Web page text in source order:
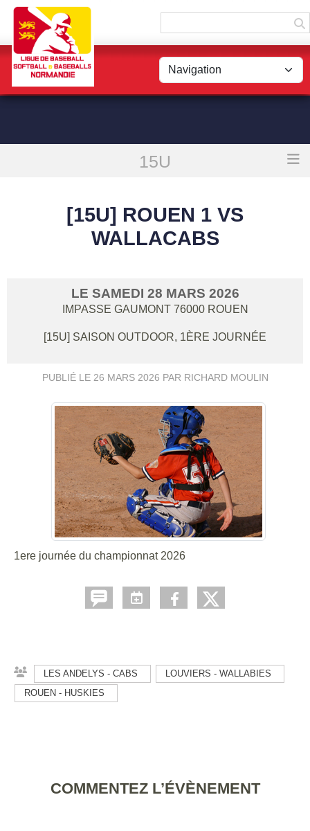
15U
[15U] Rouen 1 vs WallaCabs
[15U] ROUEN 1 VS
WALLACABS
LE SAMEDI 28 MARS 2026
IMPASSE GAUMONT 76000 ROUEN
[15U] SAISON OUTDOOR, 1ÈRE JOURNÉE
PUBLIÉ LE 26 MARS 2026 PAR RICHARD MOULIN
1ere journée du championnat 2026
LES ANDELYS - CABS
LOUVIERS - WALLABIES
ROUEN - HUSKIES
COMMENTEZ L’ÉVÈNEMENT
Panneau de gestion des cookies